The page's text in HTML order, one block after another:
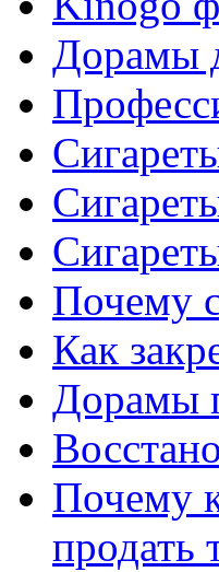
Дорамы
Почему
Как
Дорамы
Почему
продать